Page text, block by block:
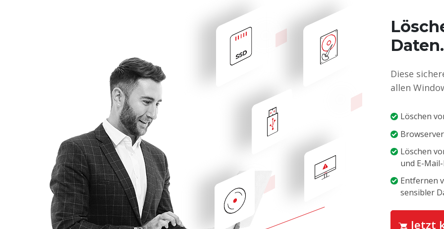
Diese
allen
Löschen
Löschen
und E-
Entfernen
sensibler
Jetzt